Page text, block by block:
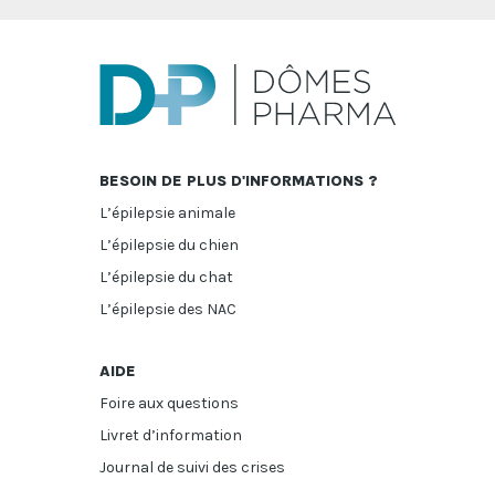
BESOIN DE PLUS D'INFORMATIONS ?
L’épilepsie animale
L’épilepsie du chien
L’épilepsie du chat
L’épilepsie des NAC
AIDE
Foire aux questions
Livret d’information
Journal de suivi des crises